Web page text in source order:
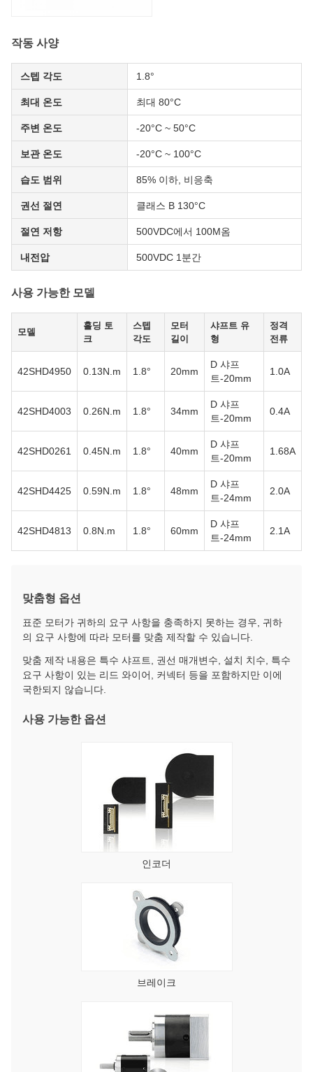
작동 사양
스텝 각도 1.8°
최대 온도 최대 80°C
주변 온도 -20°C ~ 50°C
보관 온도 -20°C ~ 100°C
습도 범위 85% 이하, 비응축
권선 절연 클래스 B 130°C
절연 저항 500VDC에서 100M옴
내전압 500VDC 1분간
사용 가능한 모델
모델
홀딩 토
크
스텝
각도
모터
길이
샤프트 유
형
정격
전류
42SHD4950 0.13N.m 1.8° 20mm
D 샤프
트-20mm
1.0A
42SHD4003 0.26N.m 1.8° 34mm
D 샤프
트-20mm
0.4A
42SHD0261 0.45N.m 1.8° 40mm
D 샤프
트-20mm
1.68A
42SHD4425 0.59N.m 1.8° 48mm
D 샤프
트-24mm
2.0A
42SHD4813 0.8N.m 1.8° 60mm
D 샤프
트-24mm
2.1A
맞춤형 옵션
표준 모터가 귀하의 요구 사항을 충족하지 못하는 경우, 귀하
의 요구 사항에 따라 모터를 맞춤 제작할 수 있습니다.
맞춤 제작 내용은 특수 샤프트, 권선 매개변수, 설치 치수, 특수
요구 사항이 있는 리드 와이어, 커넥터 등을 포함하지만 이에
국한되지 않습니다.
사용 가능한 옵션
인코더
브레이크